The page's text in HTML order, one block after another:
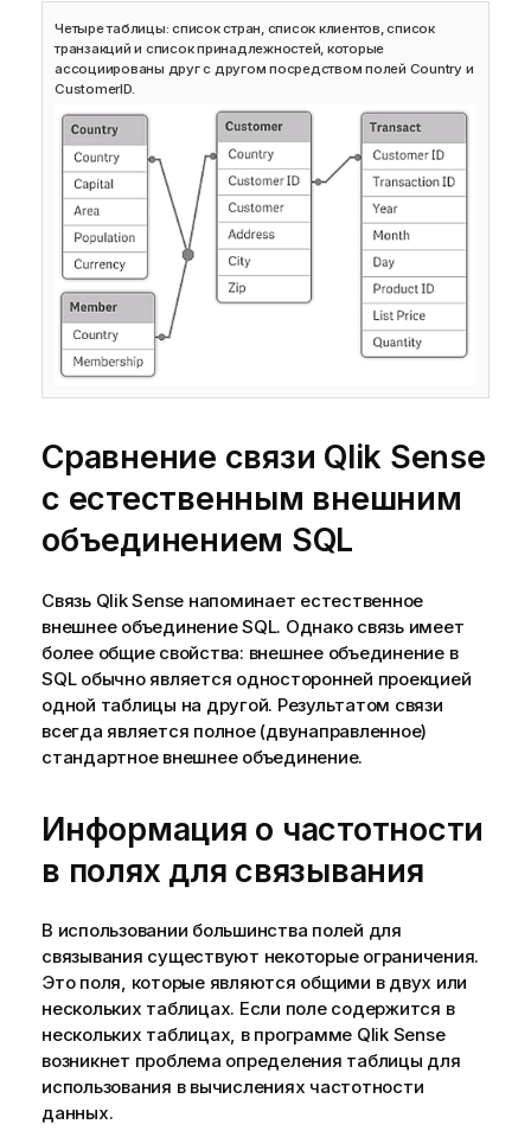
Четыре таблицы: список стран, список клиентов, список
транзакций и список принадлежностей, которые
ассоциированы друг с другом посредством полей Countryи
CustomerID.
Сравнение связи Qlik Sense
с естественным внешним
объединением SQL
Связь Qlik Sense напоминает естественное
внешнее объединениеSQL. Однако связь имеет
более общие свойства: внешнее объединение в
SQLобычно является односторонней проекцией
одной таблицы на другой. Результатом связи
всегда является полное (двунаправленное)
стандартное внешнее объединение.
Информация о частотности
в полях для связывания
В использовании большинства полей для
связывания существуют некоторые ограничения.
Это поля, которые являются общими в двух или
нескольких таблицах. Если поле содержится в
нескольких таблицах, в программе Qlik Sense
возникнет проблема определения таблицы для
использования в вычислениях частотности
данных.